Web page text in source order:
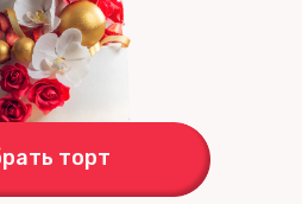
торт